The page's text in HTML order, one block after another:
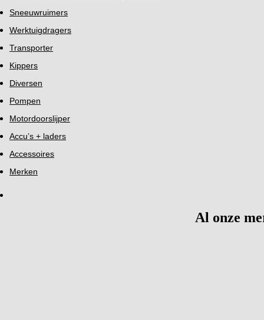
Sneeuwruimers
Werktuigdragers
Transporter
Kippers
Diversen
Pompen
Motordoorslijper
Accu’s + laders
Accessoires
Merken
Al onze